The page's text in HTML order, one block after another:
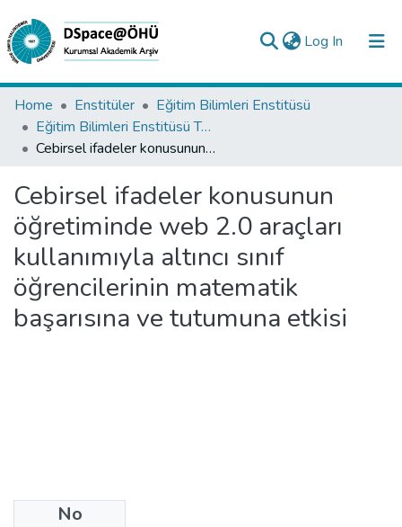
Log In (current)
Collections
All of DSpace
Analyze
Request/Question
Home Enstitüler
Eğitim Bilimleri Enstitüsü
Eğitim Bilimleri Enstitüsü Tez Koleksiyonu
Cebirsel ifadeler konusunun öğretiminde web 2.0 araçları kullanımıyla altıncı sınıf öğrencilerinin matematik başarısına ve tutumuna etkisi
Cebirsel ifadeler konusunun
öğretiminde web 2.0 araçları
kullanımıyla altıncı sınıf
öğrencilerinin matematik
başarısına ve tutumuna etkisi
No